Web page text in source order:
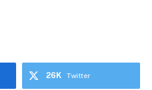
Twitter
26K